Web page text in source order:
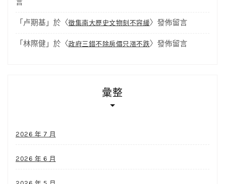
言
「 卢期基 」於〈徵集南大歷史文物刻不容緩〉發佈留言
「 林際健 」於〈政府三錯不除房價只漲不跌〉發佈留言
彙整
2026 年 7 月
2026 年 6 月